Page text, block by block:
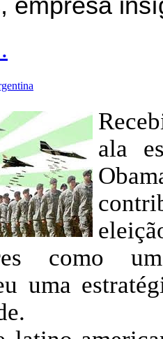
empresa
ala
como
uma